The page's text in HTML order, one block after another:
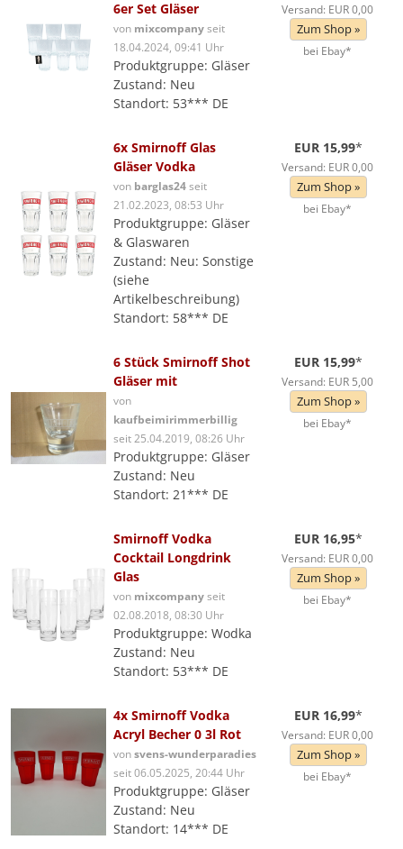
6er Set Gläser
von mixcompanyseit
18.04.2024, 09:41 Uhr
Produktgruppe: Gläser
Zustand: Neu
Standort: 53*** DE
Versand: EUR 0,00
Zum Shop »
bei Ebay*
6x Smirnoff Glas
Gläser Vodka
von barglas24seit
21.02.2023, 08:53 Uhr
Produktgruppe: Gläser
& Glaswaren
Zustand: Neu: Sonstige
(siehe
Artikelbeschreibung)
Standort: 58*** DE
EUR 15,99*
Versand: EUR 0,00
Zum Shop »
bei Ebay*
6 Stück Smirnoff Shot
Gläser mit
von
kaufbeimirimmerbillig
seit 25.04.2019, 08:26 Uhr
Produktgruppe: Gläser
Zustand: Neu
Standort: 21*** DE
EUR 15,99*
Versand: EUR 5,00
Zum Shop »
bei Ebay*
Smirnoff Vodka
Cocktail Longdrink
Glas
von mixcompanyseit
02.08.2018, 08:30 Uhr
Produktgruppe: Wodka
Zustand: Neu
Standort: 53*** DE
EUR 16,95*
Versand: EUR 0,00
Zum Shop »
bei Ebay*
4x Smirnoff Vodka
Acryl Becher 0 3l Rot
vonsvens-wunderparadies
seit 06.05.2025, 20:44 Uhr
Produktgruppe: Gläser
Zustand: Neu
Standort: 14*** DE
EUR 16,99*
Versand: EUR 0,00
Zum Shop »
bei Ebay*